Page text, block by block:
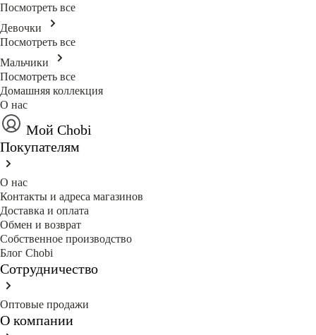
Посмотреть все
Девочки
Посмотреть все
Мальчики
Посмотреть все
Домашняя коллекция
О нас
Мой Chobi
Покупателям
О нас
Контакты и адреса магазинов
Доставка и оплата
Обмен и возврат
Собственное производство
Блог Сhobi
Сотрудничество
Оптовые продажи
О компании